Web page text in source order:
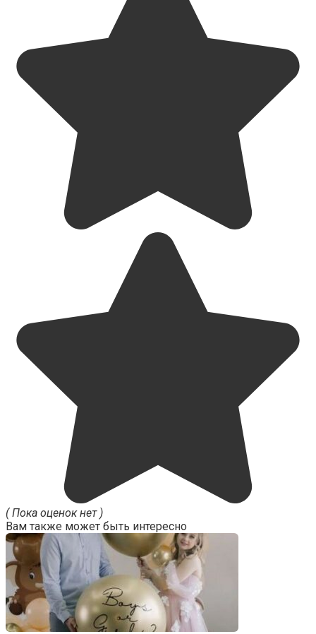
( Пока оценок нет )
Вам также может быть интересно